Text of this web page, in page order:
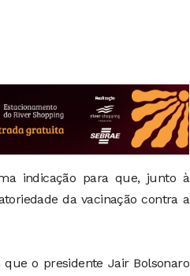
indicação para que, junto à
da vacinação contra a
o presidente Jair Bolsonaro